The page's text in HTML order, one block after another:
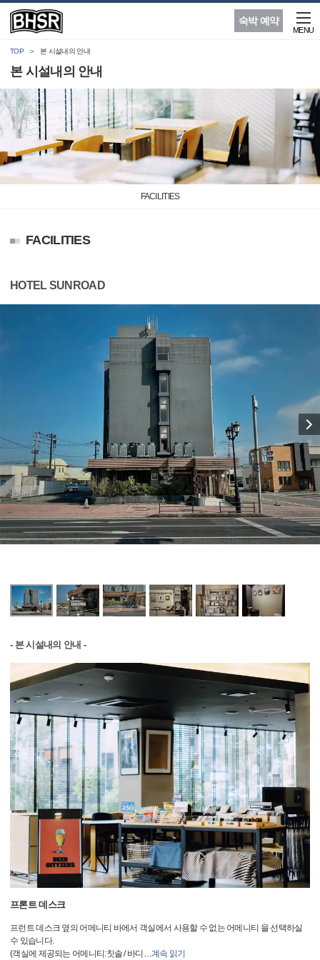
숙박 예약
MENU
TOP 본 시설내의 안내
본 시설내의 안내
FACILITIES
FACILITIES
HOTEL SUNROAD
- 본 시설내의 안내 -
프론트 데스크
프런트 데스크 옆의 어메니티 바에서 객실에서 사용할 수 없는 어메니티 을 선택하실
수 있습니다.
(객실에 제공되는 어메니티:칫솔 / 바디 …계속 읽기